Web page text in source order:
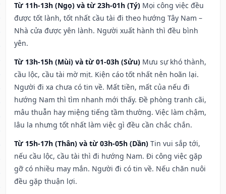
Từ 11h-13h (Ngọ) và từ 23h-01h (Tý) Mọi công việc đều
được tốt lành, tốt nhất cầu tài đi theo hướng Tây Nam –
Nhà cửa được yên lành. Người xuất hành thì đều bình
yên.
Từ 13h-15h (Mùi) và từ 01-03h (Sửu) Mưu sự khó thành,
cầu lộc, cầu tài mờ mịt. Kiện cáo tốt nhất nên hoãn lại.
Người đi xa chưa có tin về. Mất tiền, mất của nếu đi
hướng Nam thì tìm nhanh mới thấy. Đề phòng tranh cãi,
mâu thuẫn hay miệng tiếng tầm thường. Việc làm chậm,
lâu la nhưng tốt nhất làm việc gì đều cần chắc chắn.
Từ 15h-17h (Thân) và từ 03h-05h (Dần) Tin vui sắp tới,
nếu cầu lộc, cầu tài thì đi hướng Nam. Đi công việc gặp
gỡ có nhiều may mắn. Người đi có tin về. Nếu chăn nuôi
đều gặp thuận lợi.